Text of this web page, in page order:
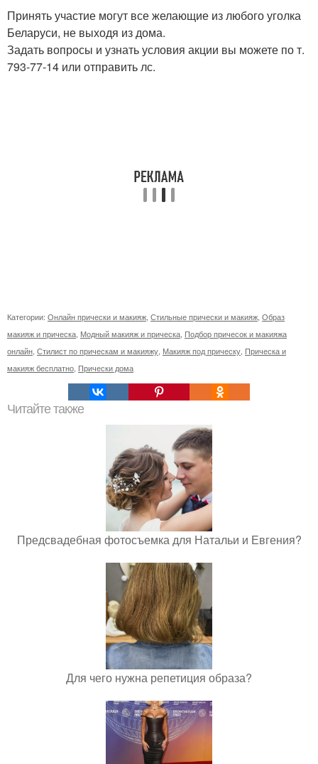
Принять участие могут все желающие из любого уголка
Беларуси, не выходя из дома.
Задать вопросы и узнать условия акции вы можете по т.
793-77-14 или отправить лс.
Категории: Онлайн прически и макияж Стильные прически и макияж Образ
макияж и прическа Модный макияж и прическа Подбор причесок и макияжа
онлайн Стилист по прическам и макияжу Макияж под прическу Прическа и
макияж бесплатно Прически дома
Читайте также
Предсвадебная фотосъемка для Натальи и Евгения?
Для чего нужна репетиция образа?